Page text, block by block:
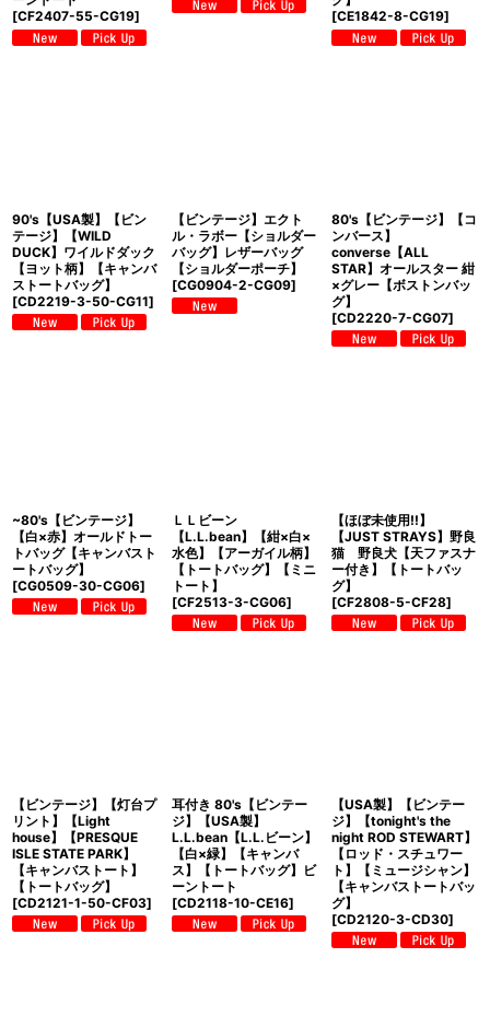
[CF2407-55-CG19]
[CE1842-8-CG19]
90's【USA製】【ビン
テージ】【WILD
DUCK】ワイルドダック
【ヨット柄】【キャンバ
ストートバッグ】
[CD2219-3-50-CG11]
【ビンテージ】エクト
ル・ラボー【ショルダー
バッグ】レザーバッグ
【ショルダーポーチ】
[CG0904-2-CG09]
80's【ビンテージ】【コ
ンバース】
converse【ALL
STAR】オールスター 紺
×グレー【ボストンバッ
グ】
[CD2220-7-CG07]
~80's【ビンテージ】
【白×赤】オールドトー
トバッグ【キャンバスト
ートバッグ】
[CG0509-30-CG06]
ＬＬビーン
【L.L.bean】【紺×白×
水色】【アーガイル柄】
【トートバッグ】【ミニ
トート】
[CF2513-3-CG06]
【ほぼ未使用!!】
【JUST STRAYS】野良
猫 野良犬【天ファスナ
ー付き】【トートバッ
グ】
[CF2808-5-CF28]
【ビンテージ】【灯台プ
リント】【Light
house】【PRESQUE
ISLE STATE PARK】
【キャンバストート】
【トートバッグ】
[CD2121-1-50-CF03]
耳付き 80's【ビンテー
ジ】【USA製】
L.L.bean【L.L.ビーン】
【白×緑】【キャンバ
ス】【トートバッグ】ビ
ーントート
[CD2118-10-CE16]
【USA製】【ビンテー
ジ】【tonight's the
night ROD STEWART】
【ロッド・スチュワー
ト】【ミュージシャン】
【キャンバストートバッ
グ】
[CD2120-3-CD30]